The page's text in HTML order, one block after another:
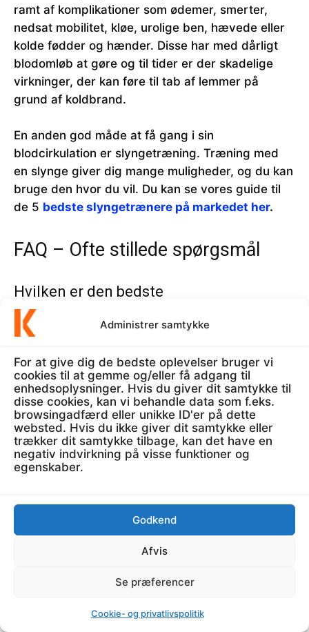
Administrer samtykke
For at give dig de bedste oplevelser bruger vi
cookies til at gemme og/eller få adgang til
enhedsoplysninger. Hvis du giver dit samtykke til
disse cookies, kan vi behandle data som f.eks.
browsingadfærd eller unikke ID'er på dette
websted. Hvis du ikke giver dit samtykke eller
trækker dit samtykke tilbage, kan det have en
negativ indvirkning på visse funktioner og
egenskaber.
Godkend
Afvis
Se præferencer
Cookie- og privatlivspolitik
ramt af komplikationer som ødemer, smerter,
nedsat mobilitet, kløe, urolige ben, hævede eller
kolde fødder og hænder. Disse har med dårligt
blodomløb at gøre og til tider er der skadelige
virkninger, der kan føre til tab af lemmer på
grund af koldbrand.
En anden god måde at få gang i sin
blodcirkulation er slyngetræning. Træning med
en slynge giver dig mange muligheder, og du kan
bruge den hvor du vil. Du kan se vores guide til
de 5 bedste slyngetrænere på markedet her.
FAQ – Ofte stillede spørgsmål
Hvilken er den bedste
cirkulationstræner?
meste populære cirkulationstrænere i Danmark.
Ud fra parametre såsom, kvalitet,
brugeroplevelse, funktioner samt pris har vi
fundet frem til den bedste cirkulationstræner
efter vores mening, nemlig WeightWorld
cirkulationstræner.
prisen?
cirkulationstræner, så har vi også kigget
nærmere på hvilken der er den bedste
billigere cirkulationstræner at gøre, uden at den